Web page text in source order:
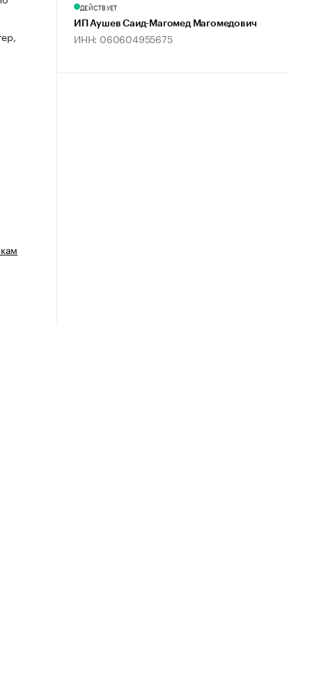
ДЕЙСТВУЕТ
ИП Аушев Саид-Магомед Магомедович
ИНН: 060604955675